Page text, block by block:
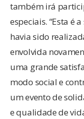
também irá
especiais. “Esta é
havia sido
envolvida
uma grande
modo social e
um evento de
e qualidade de